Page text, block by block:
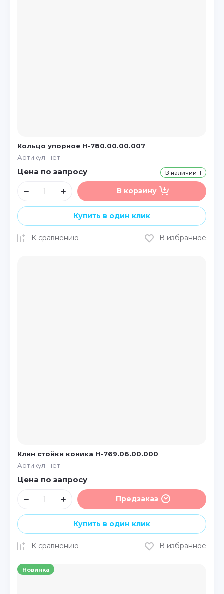
Кольцо упорное Н-780.00.00.007
Артикул: нет
В наличии 1
Цена по запросу
В корзину
Купить в один клик
К сравнению В избранное
Клин стойки коника Н-769.06.00.000
Артикул: нет
Цена по запросу
Предзаказ
Купить в один клик
К сравнению В избранное
Новинка